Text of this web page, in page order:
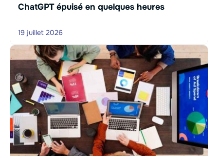
ChatGPT épuisé en quelques heures
19 juillet 2026